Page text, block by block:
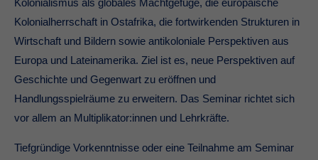
Kolonialismus als globales Machtgefüge, die europäische
Kolonialherrschaft in Ostafrika, die fortwirkenden Strukturen in
Wirtschaft und Bildern sowie antikoloniale Perspektiven aus
Europa und Lateinamerika. Ziel ist es, neue Perspektiven auf
Geschichte und Gegenwart zu eröffnen und
Handlungsspielräume zu erweitern. Das Seminar richtet sich
vor allem an Multiplikator:innen und Lehrkräfte.
Tiefgründige Vorkenntnisse oder eine Teilnahme am Seminar